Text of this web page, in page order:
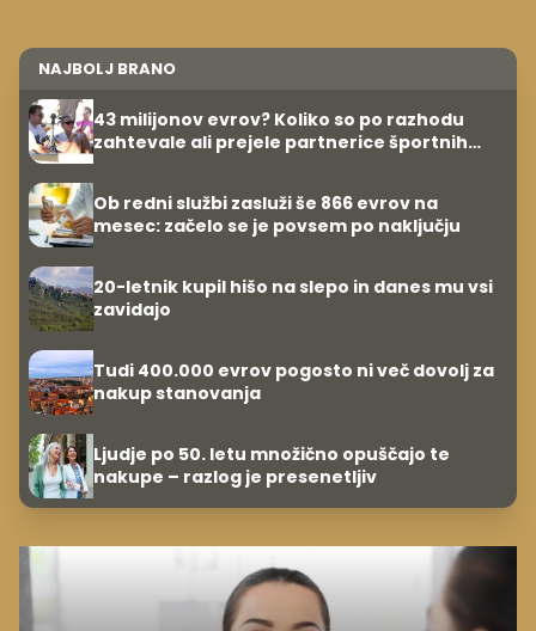
NAJBOLJ BRANO
43 milijonov evrov? Koliko so po razhodu
zahtevale ali prejele partnerice športnih
Ob redni službi zasluži še 866 evrov na
mesec: začelo se je povsem po naključju
20-letnik kupil hišo na slepo in danes mu vsi
zavidajo
Tudi 400.000 evrov pogosto ni več dovolj za
nakup stanovanja
Ljudje po 50. letu množično opuščajo te
nakupe – razlog je presenetljiv